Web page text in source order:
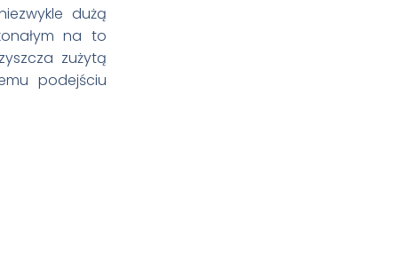
dużą
na to
zużytą
podejściu